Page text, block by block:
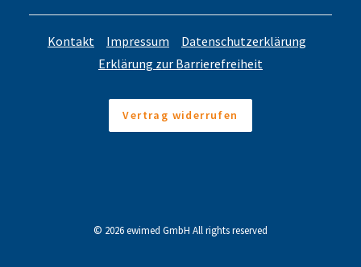
Kontakt Impressum
Datenschutzerklärung
Erklärung zur Barrierefreiheit
Vertrag widerrufen
© 2026 ewimed GmbH All rights reserved